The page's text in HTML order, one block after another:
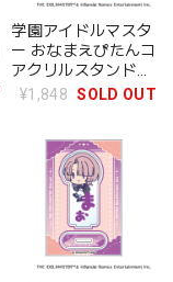
学園アイドルマスタ
ー おなまえぴたんコ
アクリルスタンド
B：月村手毬
¥1,848 SOLD OUT